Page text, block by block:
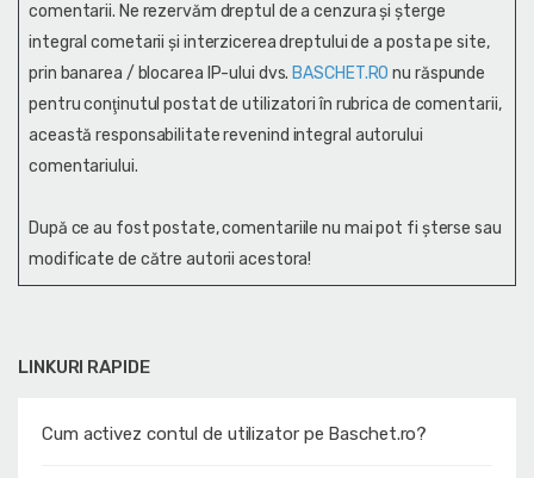
LINKURI RAPIDE
Cum activez contul de utilizator pe Baschet.ro?
comentarii. Ne rezervăm dreptul de a cenzura și şterge
integral cometarii și interzicerea dreptului de a posta pe site,
prin banarea / blocarea IP-ului dvs. BASCHET.RO nu răspunde
pentru conţinutul postat de utilizatori în rubrica de comentarii,
această responsabilitate revenind integral autorului
comentariului.
După ce au fost postate, comentariile nu mai pot fi șterse sau
modificate de către autorii acestora!